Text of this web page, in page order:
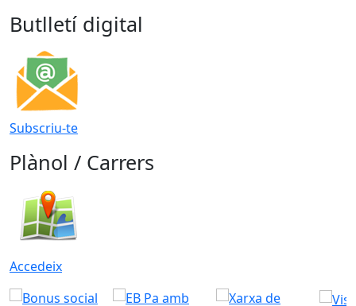
Butlletí digital
Subscriu-te
Plànol / Carrers
Accedeix